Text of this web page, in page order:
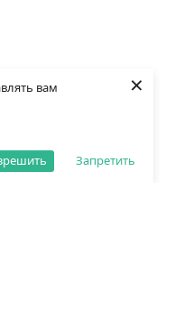
вам
Запретить
×